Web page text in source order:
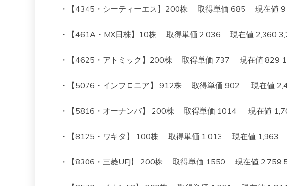
・【4345・シーティーエス】200株 取得単価 685 現在値
・【461A・MX日株】10株 取得単価 2,036 現在値 2,360
・【4625・アトミック】200株 取得単価 737 現在値 829
・【5076・インフロニア】 912株 取得単価 902 現在値
・【5816・オーナンバ】 200株 取得単価 1014 現在値
・【8125・ワキタ】 100株 取得単価 1,013 現在値 1,963
・【8306・三菱UFJ】 200株 取得単価 1550 現在値